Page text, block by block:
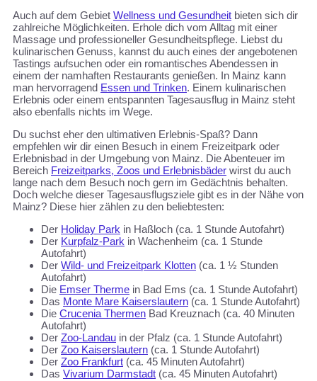
Auch auf dem Gebiet Wellness und Gesundheit bieten sich dir
zahlreiche Möglichkeiten. Erhole dich vom Alltag mit einer
Massage und professioneller Gesundheitspflege. Liebst du
kulinarischen Genuss, kannst du auch eines der angebotenen
Tastings aufsuchen oder ein romantisches Abendessen in
einem der namhaften Restaurants genießen. In Mainz kann
man hervorragend Essen und Trinken. Einem kulinarischen
Erlebnis oder einem entspannten Tagesausflug in Mainz steht
also ebenfalls nichts im Wege.
Du suchst eher den ultimativen Erlebnis-Spaß? Dann
empfehlen wir dir einen Besuch in einem Freizeitpark oder
Erlebnisbad in der Umgebung von Mainz. Die Abenteuer im
Bereich Freizeitparks, Zoos und Erlebnisbäder wirst du auch
lange nach dem Besuch noch gern im Gedächtnis behalten.
Doch welche dieser Tagesausflugsziele gibt es in der Nähe von
Mainz? Diese hier zählen zu den beliebtesten:
Der Holiday Park in Haßloch (ca. 1 Stunde Autofahrt)
Der Kurpfalz-Park in Wachenheim (ca. 1 Stunde
Autofahrt)
Der Wild- und Freizeitpark Klotten (ca. 1 ½ Stunden
Autofahrt)
Die Emser Therme in Bad Ems (ca. 1 Stunde Autofahrt)
Das Monte Mare Kaiserslautern (ca. 1 Stunde Autofahrt)
Die Crucenia Thermen Bad Kreuznach (ca. 40 Minuten
Autofahrt)
Der Zoo-Landau in der Pfalz (ca. 1 Stunde Autofahrt)
Der Zoo Kaiserslautern (ca. 1 Stunde Autofahrt)
Der Zoo Frankfurt (ca. 45 Minuten Autofahrt)
Das Vivarium Darmstadt (ca. 45 Minuten Autofahrt)